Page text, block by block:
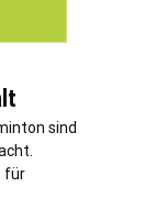
sind
für